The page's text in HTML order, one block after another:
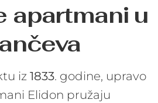
apartmani u
iz 1833. godine, upravo
Elidon pružaju